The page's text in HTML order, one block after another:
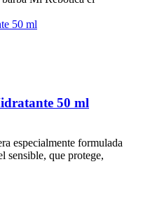
50 ml
especialmente formulada
sensible, que protege,